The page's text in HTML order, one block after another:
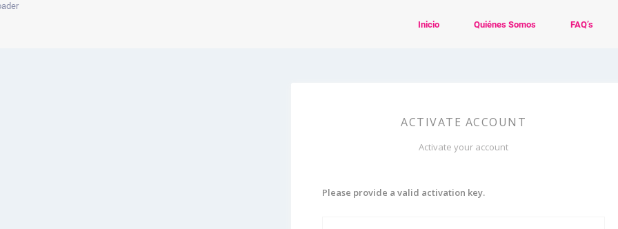
Inicio Quiénes Somos FAQ’s
ACTIVATE ACCOUNT
Activate your account
Please provide a valid activation key.